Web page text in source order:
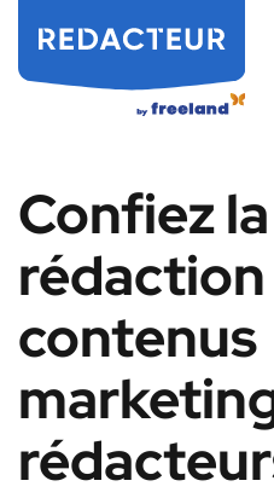
Confiez la
contenus